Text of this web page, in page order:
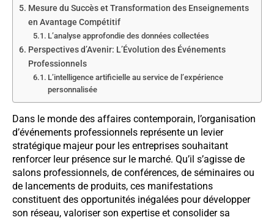
Mesure du Succès et Transformation des Enseignements
en Avantage Compétitif
L’analyse approfondie des données collectées
Perspectives d’Avenir: L’Évolution des Événements
Professionnels
L’intelligence artificielle au service de l’expérience
personnalisée
Dans le monde des affaires contemporain, l’organisation
d’événements professionnels représente un levier
stratégique majeur pour les entreprises souhaitant
renforcer leur présence sur le marché. Qu’il s’agisse de
salons professionnels, de conférences, de séminaires ou
de lancements de produits, ces manifestations
constituent des opportunités inégalées pour développer
son réseau, valoriser son expertise et consolider sa